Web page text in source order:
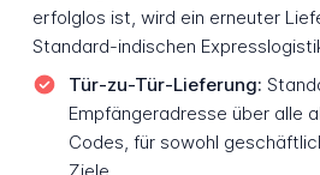
erfolglos ist, wird ein erneuter
Standard-indischen
Tür-zu-Tür-Lieferung:
Empfängeradresse über alle
Codes, für sowohl